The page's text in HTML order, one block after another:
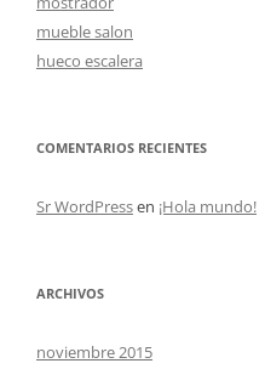
mueble salon
hueco escalera
COMENTARIOS RECIENTES
Sr WordPressen ¡Hola mundo!
ARCHIVOS
noviembre 2015